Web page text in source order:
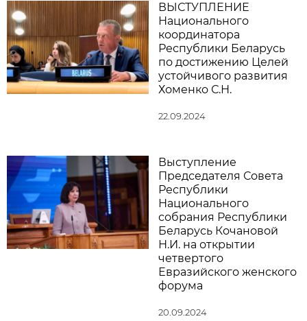
ВЫСТУПЛЕНИЕ
Национального
координатора
Республики Беларусь
по достижению Целей
устойчивого развития
Хоменко С.Н.
22.09.2024
Выступление
Председателя Совета
Республики
Национального
собрания Республики
Беларусь Кочановой
Н.И. на открытии
четвертого
Евразийского женского
форума
20.09.2024